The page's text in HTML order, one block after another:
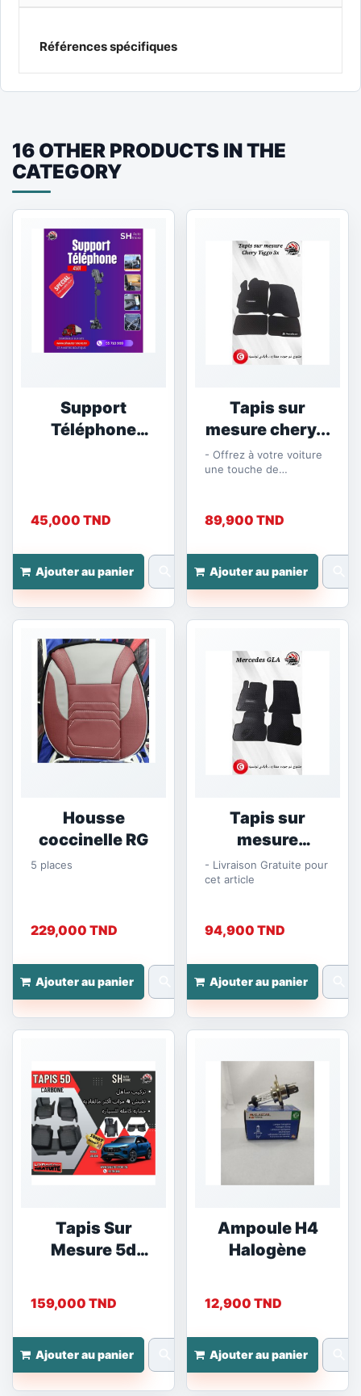
Références spécifiques
16 OTHER PRODUCTS IN THE
CATEGORY
Support
Téléphone
45,000 TND
Ajouter au panier
Tapis sur
mesure chery...
- Offrez à votre voiture
une touche de
mesure en...
89,900 TND
Ajouter au panier
Housse
coccinelle RG
5 places
229,000 TND
Ajouter au panier
Tapis sur
mesure
Mercedes GLA
- Livraison Gratuite pour
cet article
94,900 TND
Ajouter au panier
Tapis Sur
Mesure 5d
159,000 TND
Ajouter au panier
Ampoule H4
Halogène
12,900 TND
Ajouter au panier